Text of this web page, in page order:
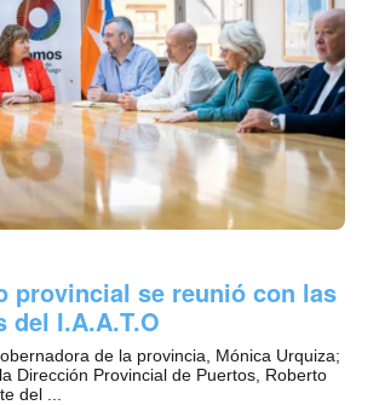
provincial se reunió con las
del I.A.A.T.O
de la provincia, Mónica Urquiza;
Dirección Provincial de Puertos, Roberto
del ...